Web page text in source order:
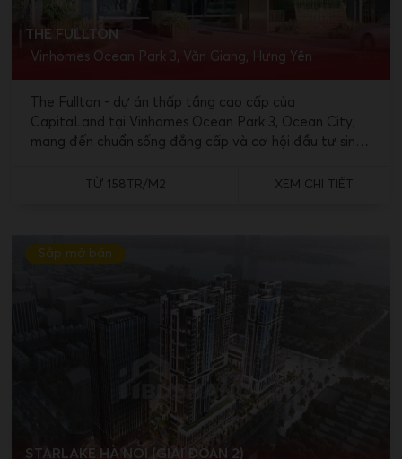
THE FULLTON
Vinhomes Ocean Park 3, Văn Giang, Hưng Yên
The Fullton - dự án thấp tầng cao cấp của
CapitaLand tại Vinhomes Ocean Park 3, Ocean City,
mang đến chuẩn sống đẳng cấp và cơ hội đầu tư sinh
TỪ 158TR/M2 XEM CHI TIẾT
STARLAKE HÀ NỘI (GIAI ĐOẠN 2)
Sắp mở bán